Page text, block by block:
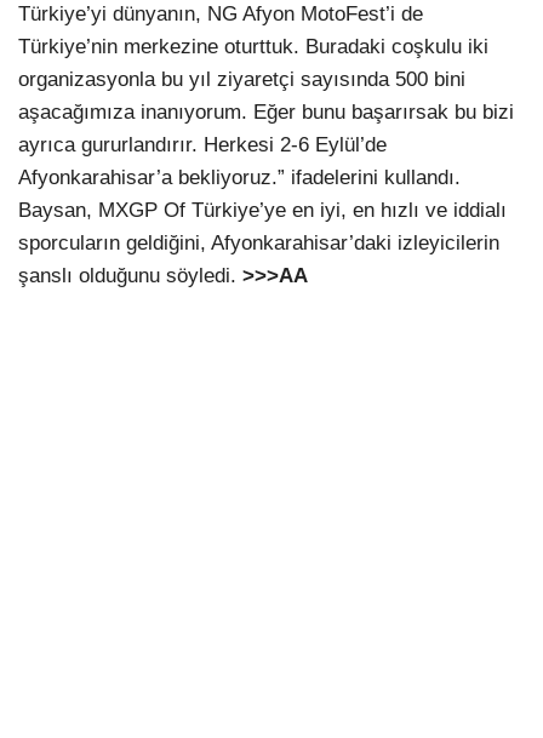
Türkiye’yi dünyanın, NG Afyon MotoFest’i de
Türkiye’nin merkezine oturttuk. Buradaki coşkulu iki
organizasyonla bu yıl ziyaretçi sayısında 500 bini
aşacağımıza inanıyorum. Eğer bunu başarırsak bu bizi
ayrıca gururlandırır. Herkesi 2-6 Eylül’de
Afyonkarahisar’a bekliyoruz.” ifadelerini kullandı.
Baysan, MXGP Of Türkiye’ye en iyi, en hızlı ve iddialı
sporcuların geldiğini, Afyonkarahisar’daki izleyicilerin
şanslı olduğunu söyledi. >>>AA